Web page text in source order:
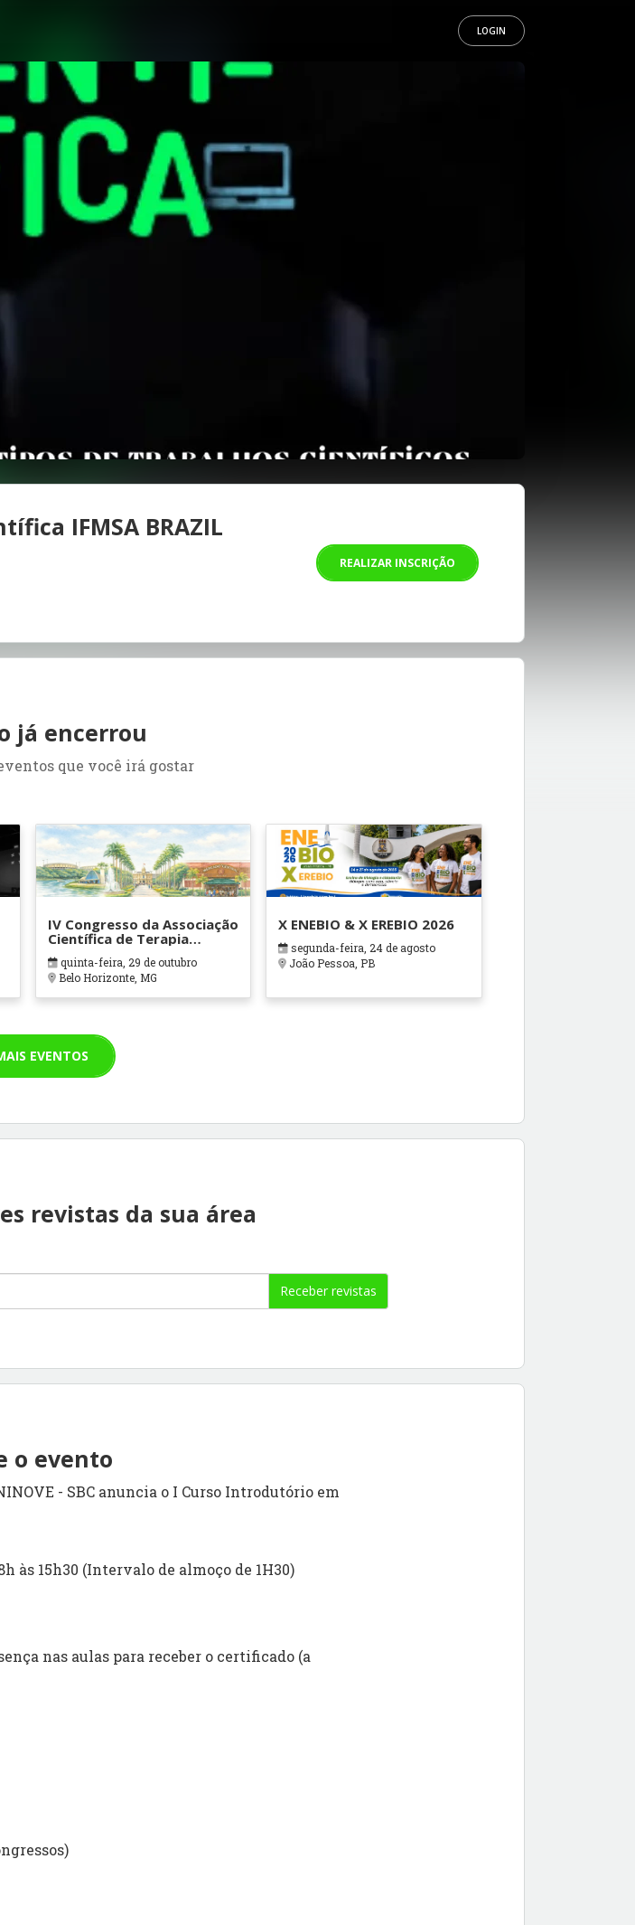
LOGIN
IFMSA BRAZIL
REALIZAR INSCRIÇÃO
já encerrou
que você irá gostar
IV Congresso da Associação
Científica de Terapia
Ocupacional em Contextos
Hospitalares e Cuidados
Paliativos - ATOHOSP
quinta-feira, 29 de outubro
Belo Horizonte, MG
X ENEBIO & X EREBIO 2026
segunda-feira, 24 de agosto
João Pessoa, PB
EVENTOS
revistas da sua área
Receber revistas
o evento
- SBC anuncia o I Curso Introdutório em
às 15h30 (Intervalo de almoço de 1H30)
nas aulas para receber o certificado (a